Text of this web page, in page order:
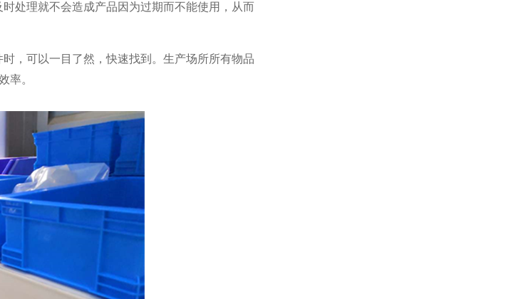
处理就不会造成产品因为过期而不能使用，从而
，可以一目了然，快速找到。生产场所所有物品
率。